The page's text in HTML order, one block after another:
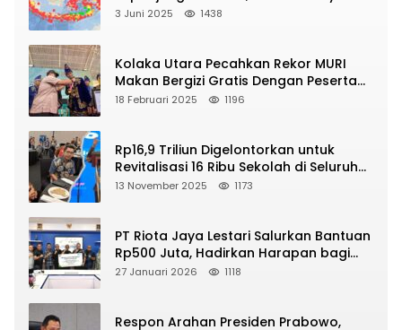
Yang Intens Diguncang!
3 Juni 2025 1438
Kolaka Utara Pecahkan Rekor MURI
Makan Bergizi Gratis Dengan Peserta
Terbanyak
18 Februari 2025 1196
Rp16,9 Triliun Digelontorkan untuk
Revitalisasi 16 Ribu Sekolah di Seluruh
Indonesia
13 November 2025 1173
PT Riota Jaya Lestari Salurkan Bantuan
Rp500 Juta, Hadirkan Harapan bagi
Korban Bencana di Sumatera
27 Januari 2026 1118
Respon Arahan Presiden Prabowo,